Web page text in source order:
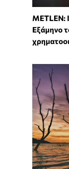
METLEN:
Εξάμηνο